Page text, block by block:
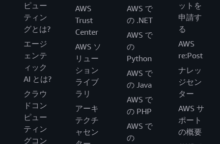
ピュー
ティン
グとは?
エージ
ェンテ
ィック
AI とは?
クラウ
ドコン
ピュー
ティン
グコン
AWS
Trust
Center
AWS ソ
リュー
ション
ライブ
ラリ
アーキ
テクチ
ャセン
AWS で
の .NET
AWS で
の
Python
AWS で
の Java
AWS で
の PHP
AWS で
の
ットを
申請す
る
AWS
re:Post
ナレッ
ジセン
ター
AWS サ
ポート
の概要